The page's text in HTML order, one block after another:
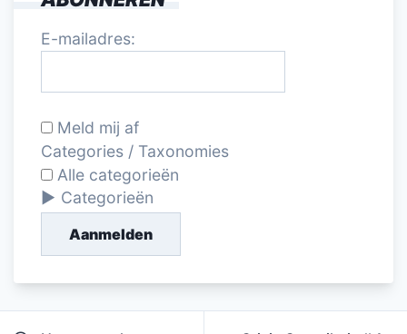
E-mailadres:
Meld mij af
Categories / Taxonomies
Alle categorieën
Categorieën
Aanmelden
Bericht